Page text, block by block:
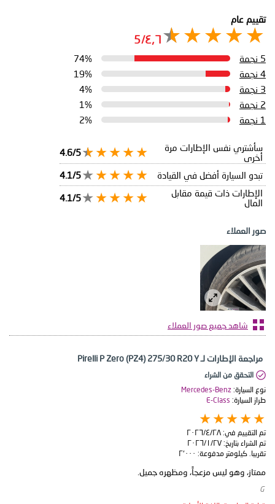
تقييم عام
٤٫٦/5
5 نجمة
74%
4 نجمة
19%
3 نجمة
4%
2 نجمة
1%
1 نجمة
2%
سأشتري نفس الإطارات مرة
أخرى
4.6/5
تبدو السيارة أفضل في القيادة
4.1/5
الإطارات ذات قيمة مقابل
المال
4.1/5
صور العملاء
شاهد جميع صور العملاء
مراجعة الإطارات لـ Pirelli P Zero (PZ4) 275/30 R20 Y
التحقق من الشراء
نوع السيارة: Mercedes-Benz
طراز السيارة: E-Class
تم التقييم في: ٢٨‏/٤‏/٢٠٢٦
تم الشراء بتاريخ: ٢٧‏/١‏/٢٠٢٦
تقريبا. كيلومتر مدفوعة: ٢٬٠٠٠
ممتاز، وهو ليس مزعجاً، ومظهره جميل.
​ G